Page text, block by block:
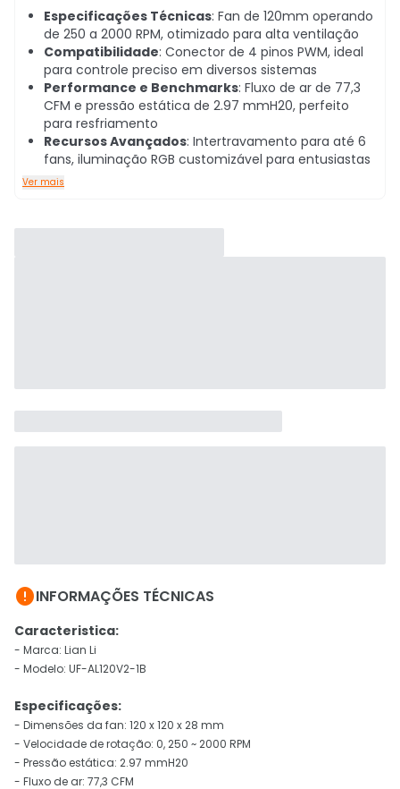
Especificações Técnicas: Fan de 120mm operando
de 250 a 2000 RPM, otimizado para alta ventilação
Compatibilidade: Conector de 4 pinos PWM, ideal
para controle preciso em diversos sistemas
Performance e Benchmarks: Fluxo de ar de 77,3
CFM e pressão estática de 2.97 mmH20, perfeito
para resfriamento
Recursos Avançados: Intertravamento para até 6
fans, iluminação RGB customizável para entusiastas
Ver mais
INFORMAÇÕES TÉCNICAS
Caracteristica:
- Marca: Lian Li
- Modelo: UF-AL120V2-1B
Especificações:
- Dimensões da fan: 120 x 120 x 28 mm
- Velocidade de rotação: 0, 250 ~ 2000 RPM
- Pressão estática: 2.97 mmH20
- Fluxo de ar: 77,3 CFM